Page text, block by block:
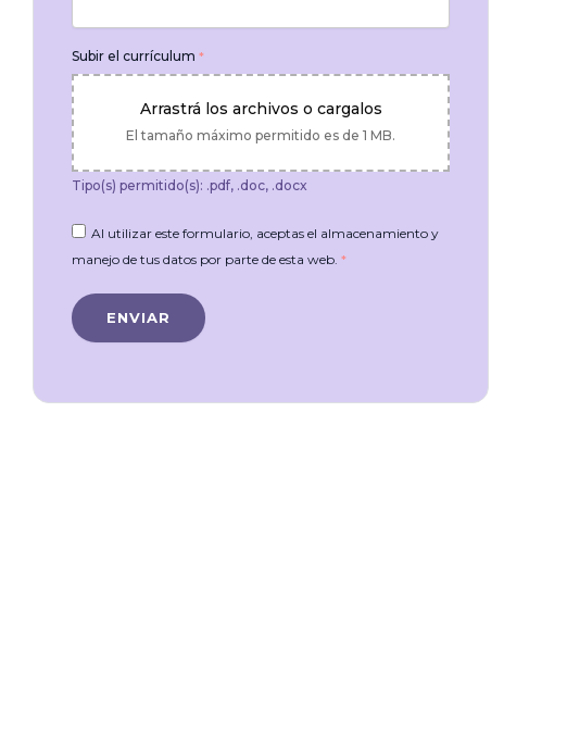
Subir el currículum *
Arrastrá los archivos o cargalos
El tamaño máximo permitido es de 1 MB.
Tipo(s) permitido(s): .pdf, .doc, .docx
Al utilizar este formulario, aceptas el almacenamiento y
manejo de tus datos por parte de esta web. *